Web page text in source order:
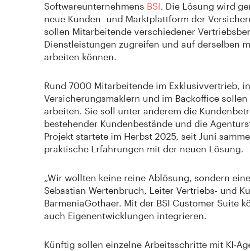
Softwareunternehmens BSI. Die Lösung wird
neue Kunden- und Marktplattform der
sollen Mitarbeitende verschiedener
Dienstleistungen zugreifen und auf derselben
arbeiten können.
Rund 7000 Mitarbeitende im Exklusivvertrieb,
Versicherungsmaklern und im Backoffice sollen
arbeiten. Sie soll unter anderem die
bestehender Kundenbestände und die
Projekt startete im Herbst 2025, seit Juni
praktische Erfahrungen mit der neuen Lösung.
„Wir wollten keine reine Ablösung, sondern
Sebastian Wertenbruch, Leiter Vertriebs- und
BarmeniaGothaer. Mit der BSI Customer Suite
auch Eigenentwicklungen integrieren.
Künftig sollen einzelne Arbeitsschritte mit KI-